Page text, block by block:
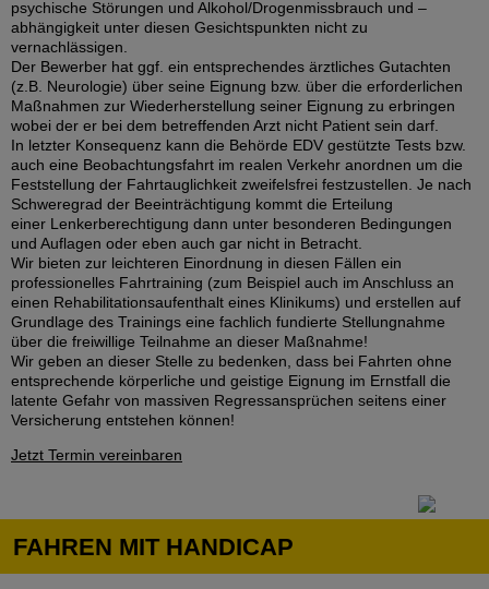
psychische Störungen und Alkohol/Drogenmissbrauch und –
abhängigkeit unter diesen Gesichtspunkten nicht zu
vernachlässigen.
Der Bewerber hat ggf. ein entsprechendes ärztliches Gutachten
(z.B. Neurologie) über seine Eignung bzw. über die erforderlichen
Maßnahmen zur Wiederherstellung seiner Eignung zu erbringen
wobei der er bei dem betreffenden Arzt nicht Patient sein darf.
In letzter Konsequenz kann die Behörde EDV gestützte Tests bzw.
auch eine Beobachtungsfahrt im realen Verkehr anordnen um die
Feststellung der Fahrtauglichkeit zweifelsfrei festzustellen. Je nach
Schweregrad der Beeinträchtigung kommt die Erteilung
einer Lenkerberechtigung dann unter besonderen Bedingungen
und Auflagen oder eben auch gar nicht in Betracht.
Wir bieten zur leichteren Einordnung in diesen Fällen ein
professionelles Fahrtraining (zum Beispiel auch im Anschluss an
einen Rehabilitationsaufenthalt eines Klinikums) und erstellen auf
Grundlage des Trainings eine fachlich fundierte Stellungnahme
über die freiwillige Teilnahme an dieser Maßnahme!
Wir geben an dieser Stelle zu bedenken, dass bei Fahrten ohne
entsprechende körperliche und geistige Eignung im Ernstfall die
latente Gefahr von massiven Regressansprüchen seitens einer
Versicherung entstehen können!
Jetzt Termin vereinbaren
FAHREN MIT HANDICAP